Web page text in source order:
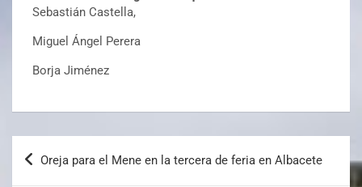
Sebastián Castella,
Miguel Ángel Perera
Borja Jiménez
Oreja para el Mene en la tercera de feria en Albacete